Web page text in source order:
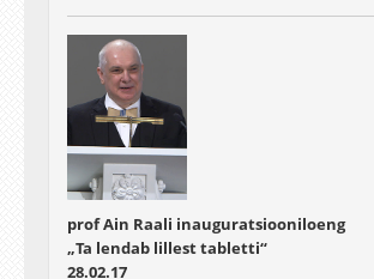
prof Ain Raali inauguratsiooniloeng
„Ta lendab lillest tabletti“
28.02.17